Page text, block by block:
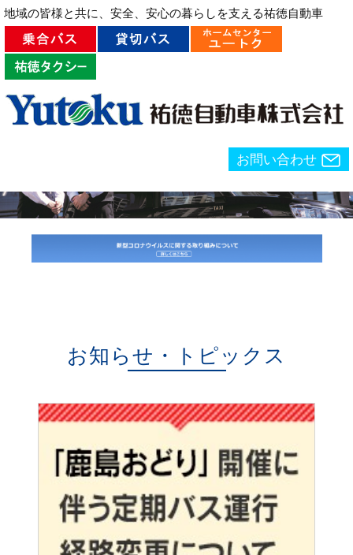
お問い合わせ
地域の皆様と共に、安全、安心の暮らしを支える祐徳自動車
お問い合わせ
ホーム >
お知らせ・トピックス